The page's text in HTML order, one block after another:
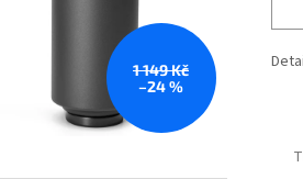
1 149 Kč
–24 %